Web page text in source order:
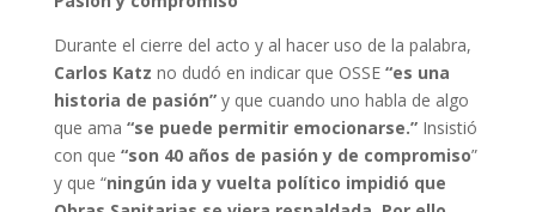
Durante el cierre del acto y al hacer uso de la palabra,
Carlos Katz no dudó en indicar que OSSE “es una
historia de pasión”y que cuando uno habla de algo
que ama “se puede permitir emocionarse.”Insistió
con que “son 40 años de pasión y de compromiso”
y que “ningún ida y vuelta político impidió que